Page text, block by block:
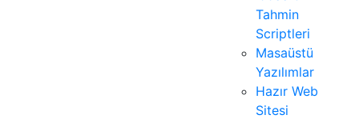
Tahmin
Scriptleri
Masaüstü
Yazılımlar
Hazır Web
Sitesi